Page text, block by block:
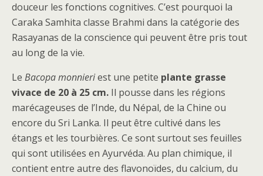
douceur les fonctions cognitives. C’est pourquoi la
Caraka Samhita classe Brahmi dans la catégorie des
Rasayanas de la conscience qui peuvent être pris tout
au long de la vie.
Le Bacopa monnieriest une petite plante grasse
vivace de 20 à 25 cm. Il pousse dans les régions
marécageuses de l’Inde, du Népal, de la Chine ou
encore du Sri Lanka. Il peut être cultivé dans les
étangs et les tourbières. Ce sont surtout ses feuilles
qui sont utilisées en Ayurvéda. Au plan chimique, il
contient entre autre des flavonoïdes, du calcium, du